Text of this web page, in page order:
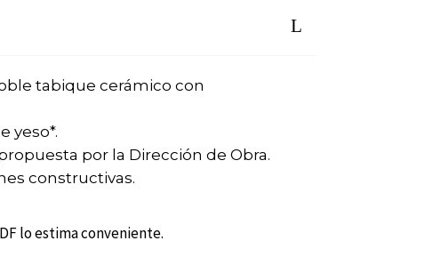
tabique cerámico con
yeso*.
por la Dirección de Obra.
constructivas.
lo estima conveniente.